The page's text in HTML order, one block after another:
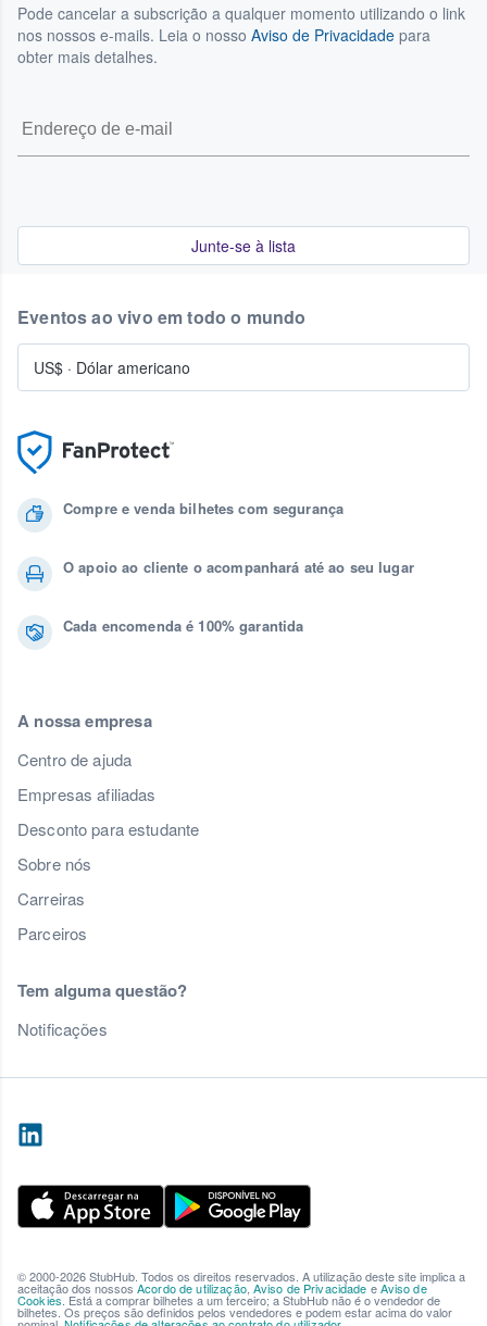
Pode cancelar a subscrição a qualquer momento utilizando o link
nos nossos e-mails. Leia o nosso Aviso de Privacidade para
obter mais detalhes.
Junte-se à lista
Compre e venda bilhetes com segurança
O apoio ao cliente o acompanhará até ao seu lugar
Cada encomenda é 100% garantida
A nossa empresa
Centro de ajuda
Empresas afiliadas
Desconto para estudante
Sobre nós
Carreiras
Parceiros
Tem alguma questão?
Notificações
Eventos ao vivo em todo o mundo
US$ · Dólar americano
© 2000-2026 StubHub. Todos os direitos reservados. A utilização deste site implica a
aceitação dos nossos Acordo de utilização, Aviso de Privacidade eAviso de
Cookies . Está a comprar bilhetes a um terceiro; a StubHub não é o vendedor de
bilhetes. Os preços são definidos pelos vendedores e podem estar acima do valor